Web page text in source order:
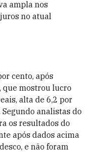
ampla nos
no atual
cento, após
mostrou lucro
alta de 6,2 por
analistas do
os resultados do
após dados acima
e não foram